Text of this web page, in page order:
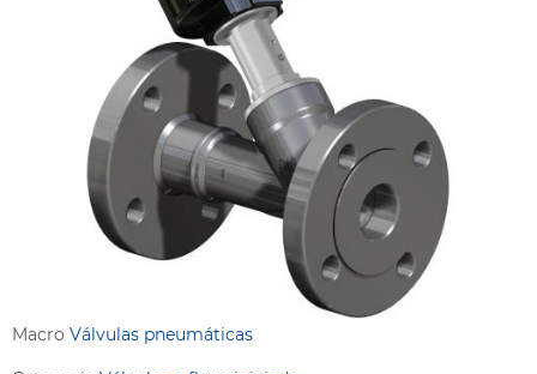
Macro Válvulas pneumáticas